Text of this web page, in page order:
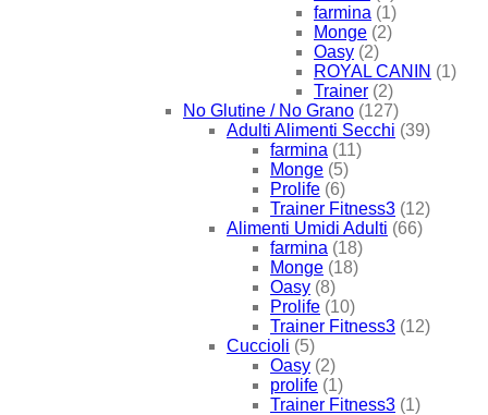
farmina (1)
Monge (2)
Oasy (2)
ROYAL CANIN (1)
Trainer (2)
No Glutine / No Grano (127)
Adulti Alimenti Secchi (39)
farmina (11)
Monge (5)
Prolife (6)
Trainer Fitness3 (12)
Alimenti Umidi Adulti (66)
farmina (18)
Monge (18)
Oasy (8)
Prolife (10)
Trainer Fitness3 (12)
Cuccioli (5)
Oasy (2)
prolife (1)
Trainer Fitness3 (1)